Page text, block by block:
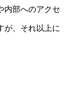
内部へのアクセ
が、それ以上に